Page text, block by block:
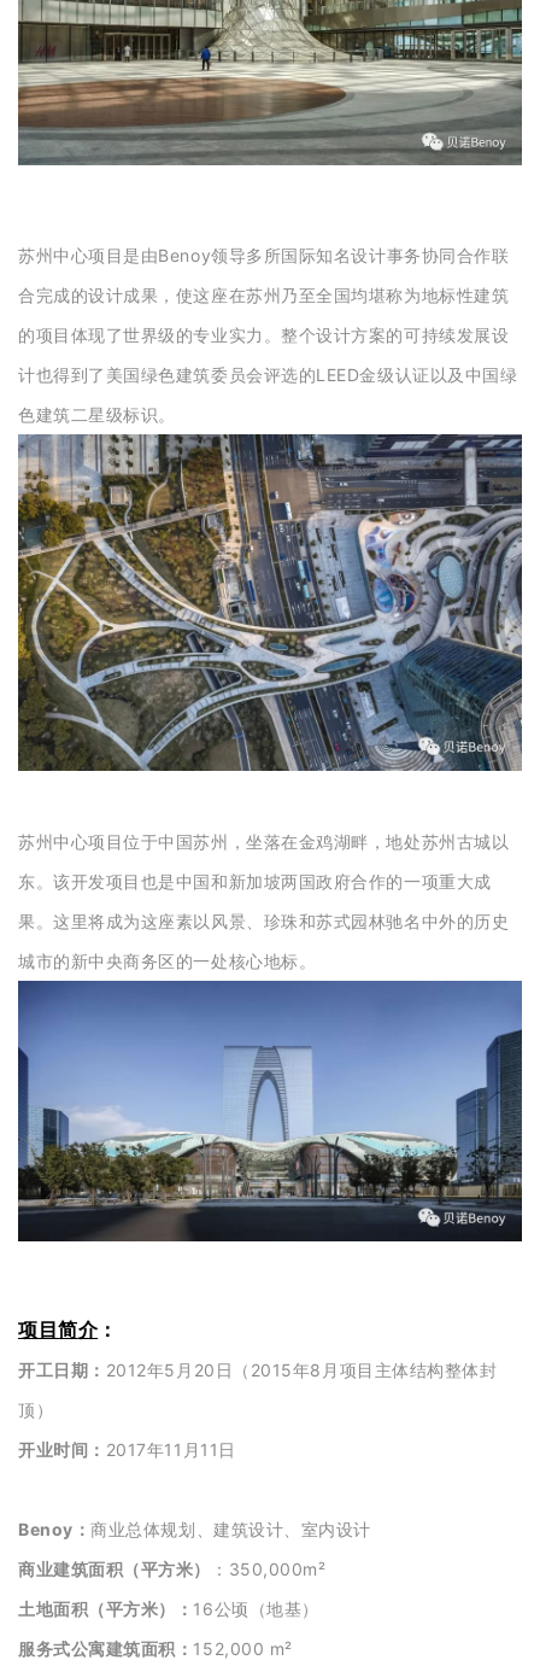
苏州中心项目是由Benoy领导多所国际知名设计事务协同合作联
合完成的设计成果，使这座在苏州乃至全国均堪称为地标性建筑
的项目体现了世界级的专业实力。整个设计方案的可持续发展设
计也得到了美国绿色建筑委员会评选的LEED金级认证以及中国绿
色建筑二星级标识。
苏州中心项目位于中国苏州，坐落在金鸡湖畔，地处苏州古城以
东。该开发项目也是中国和新加坡两国政府合作的一项重大成
果。这里将成为这座素以风景、珍珠和苏式园林驰名中外的历史
城市的新中央商务区的一处核心地标。
项目简介：
开工日期： 2012年5月20日（2015年8月项目主体结构整体封
顶）
开业时间： 2017年11月11日
Benoy：商业总体规划、建筑设计、室内设计
商业建筑面积（平方米）
：350,000m²
土地面积（平方米） ： 16公顷（地基）
服务式公寓建筑面积： 152,000 m²